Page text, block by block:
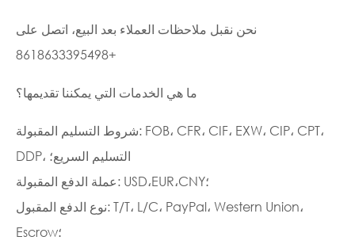
نحن نقبل ملاحظات العملاء بعد البيع، اتصل على
+8618633395498
ما هي الخدمات التي يمكننا تقديمها؟
شروط التسليم المقبولة: FOB، CFR، CIF، EXW، CIP، CPT،
DDP، التسليم السريع؛
عملة الدفع المقبولة: USD،EUR،CNY؛
نوع الدفع المقبول: T/T، L/C، PayPal، Western Union،
Escrow؛